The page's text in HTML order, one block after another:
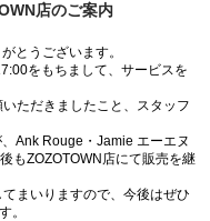
店のご案内
とうございます。
をもちまして、サービスを
ただきましたこと、スタッフ
Ank Rouge・Jamie エーエヌ
もZOZOTOWN店にて販売を継
まいりますので、今後はぜひ
。